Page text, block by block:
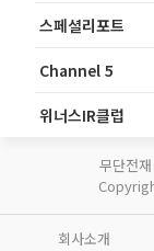
스페셜리포트
Channel 5
위너스IR클럽
무단전
회사소개